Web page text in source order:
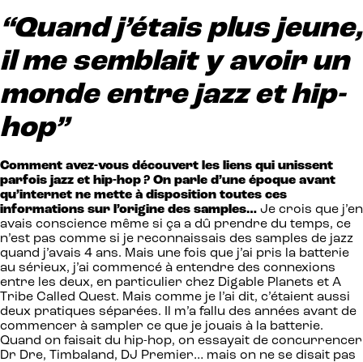
“Quand j’étais plus jeune,
il me semblait y avoir un
monde entre jazz et hip-
hop”
Comment avez-vous découvert les liens qui unissent
parfois jazz et hip-hop ? On parle d’une époque avant
qu’internet ne mette à disposition toutes ces
informations sur l’origine des samples… Je crois que j’en
avais conscience même si ça a dû prendre du temps, ce
n’est pas comme si je reconnaissais des samples de jazz
quand j’avais 4 ans. Mais une fois que j’ai pris la batterie
au sérieux, j’ai commencé à entendre des connexions
entre les deux, en particulier chez Digable Planets et A
Tribe Called Quest. Mais comme je l’ai dit, c’étaient aussi
deux pratiques séparées. Il m’a fallu des années avant de
commencer à sampler ce que je jouais à la batterie.
Quand on faisait du hip-hop, on essayait de concurrencer
Dr Dre, Timbaland, DJ Premier… mais on ne se disait pas